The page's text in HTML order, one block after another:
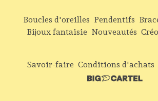
Boucles d'oreilles Pendentifs
Bijoux fantaisie Nouveautés
Savoir-faire Conditions d'achats